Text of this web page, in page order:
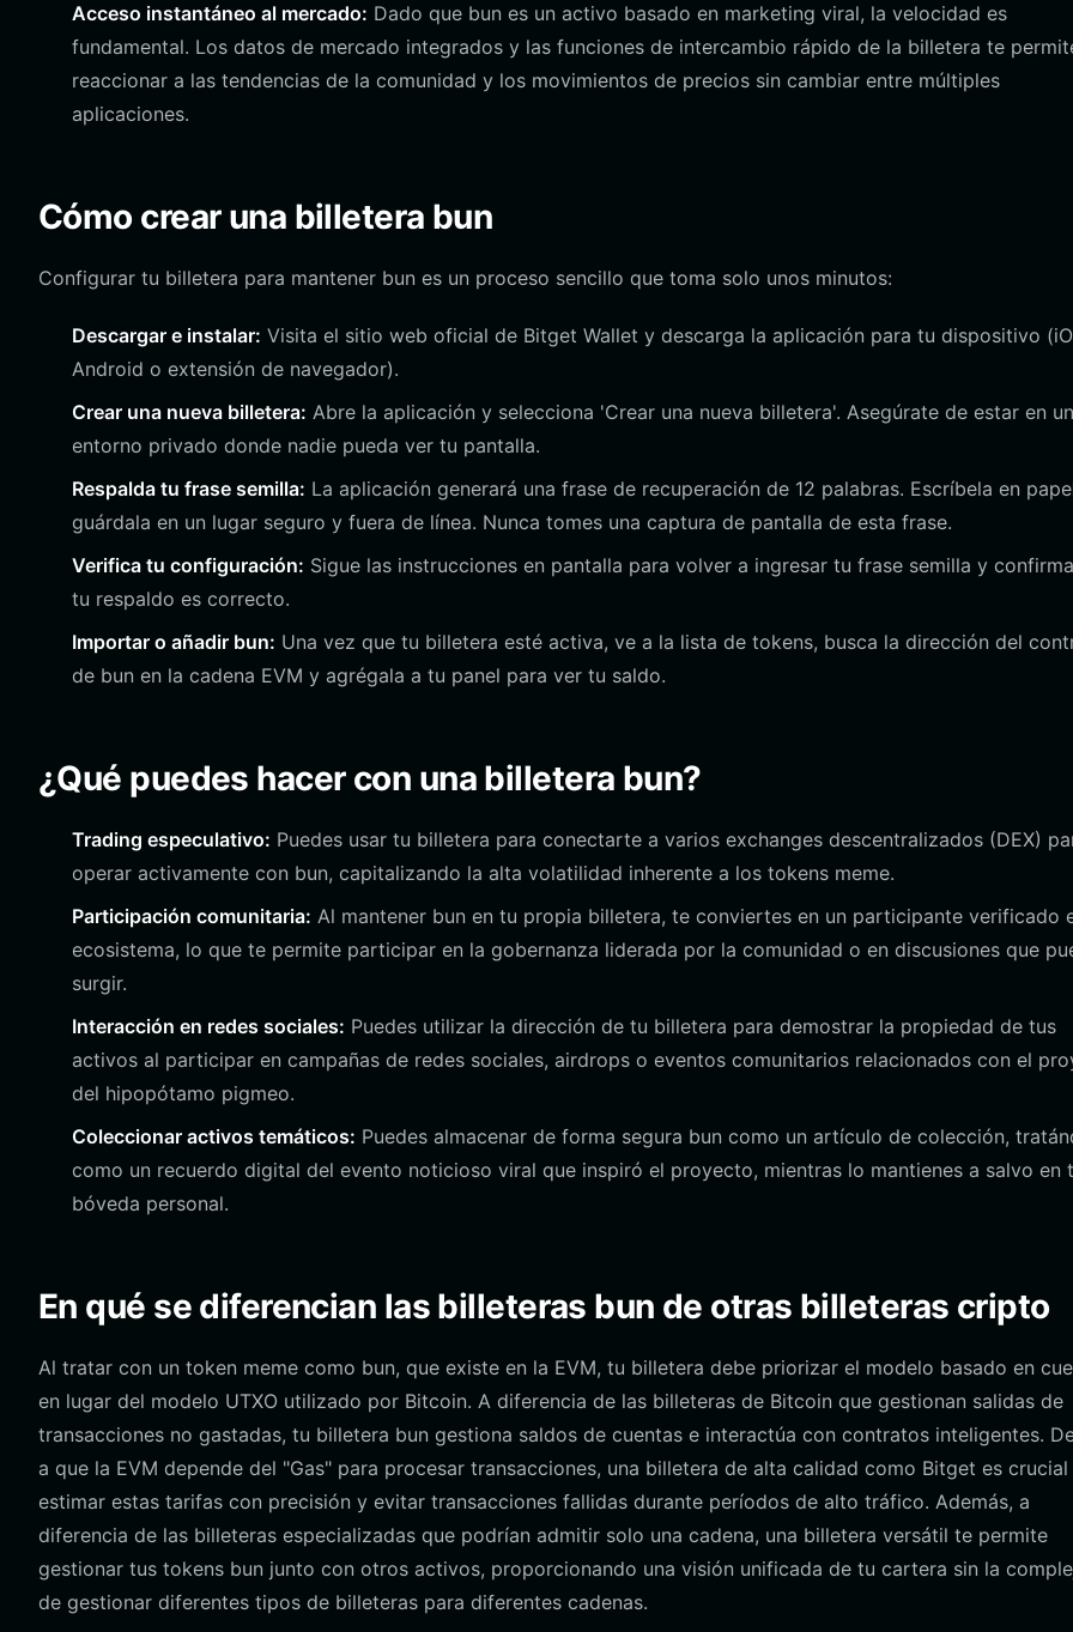
Acceso instantáneo al mercado: Dado que bun es un activo basado en marketing viral, la velocidad es
fundamental. Los datos de mercado integrados y las funciones de intercambio rápido de la billetera te
reaccionar a las tendencias de la comunidad y los movimientos de precios sin cambiar entre múltiples
aplicaciones.
Cómo crear una billetera bun
Configurar tu billetera para mantener bun es un proceso sencillo que toma solo unos minutos:
Descargar e instalar: Visita el sitio web oficial de Bitget Wallet y descarga la aplicación para tu dispositivo
Android o extensión de navegador).
Crear una nueva billetera: Abre la aplicación y selecciona 'Crear una nueva billetera'. Asegúrate de estar en un
entorno privado donde nadie pueda ver tu pantalla.
Respalda tu frase semilla: La aplicación generará una frase de recuperación de 12 palabras. Escríbela en
guárdala en un lugar seguro y fuera de línea. Nunca tomes una captura de pantalla de esta frase.
Verifica tu configuración: Sigue las instrucciones en pantalla para volver a ingresar tu frase semilla y
tu respaldo es correcto.
Importar o añadir bun: Una vez que tu billetera esté activa, ve a la lista de tokens, busca la dirección del
de bun en la cadena EVM y agrégala a tu panel para ver tu saldo.
¿Qué puedes hacer con una billetera bun?
Trading especulativo: Puedes usar tu billetera para conectarte a varios exchanges descentralizados (DEX)
operar activamente con bun, capitalizando la alta volatilidad inherente a los tokens meme.
Participación comunitaria: Al mantener bun en tu propia billetera, te conviertes en un participante verificado
ecosistema, lo que te permite participar en la gobernanza liderada por la comunidad o en discusiones que
surgir.
Interacción en redes sociales: Puedes utilizar la dirección de tu billetera para demostrar la propiedad de tus
activos al participar en campañas de redes sociales, airdrops o eventos comunitarios relacionados con el
del hipopótamo pigmeo.
Coleccionar activos temáticos: Puedes almacenar de forma segura bun como un artículo de colección,
como un recuerdo digital del evento noticioso viral que inspiró el proyecto, mientras lo mantienes a salvo en
bóveda personal.
En qué se diferencian las billeteras bun de otras billeteras cripto
Al tratar con un token meme como bun, que existe en la EVM, tu billetera debe priorizar el modelo basado en
en lugar del modelo UTXO utilizado por Bitcoin. A diferencia de las billeteras de Bitcoin que gestionan salidas de
transacciones no gastadas, tu billetera bun gestiona saldos de cuentas e interactúa con contratos inteligentes.
a que la EVM depende del "Gas" para procesar transacciones, una billetera de alta calidad como Bitget es crucial
estimar estas tarifas con precisión y evitar transacciones fallidas durante períodos de alto tráfico. Además, a
diferencia de las billeteras especializadas que podrían admitir solo una cadena, una billetera versátil te permite
gestionar tus tokens bun junto con otros activos, proporcionando una visión unificada de tu cartera sin la
de gestionar diferentes tipos de billeteras para diferentes cadenas.